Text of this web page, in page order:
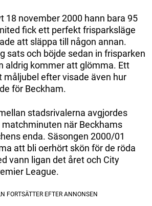
18 november 2000 hann bara 95
fick ett perfekt frisparksläge
att släppa till någon annan.
sats och böjde sedan in frisparken
aldrig kommer att glömma. Ett
efter visade även hur
för Beckham.
stadsrivalerna avgjordes
matchminuten när Beckhams
enda. Säsongen 2000/01
att bli oerhört skön för de röda
vann ligan det året och City
League.